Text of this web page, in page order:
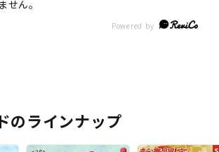
のラインナップ